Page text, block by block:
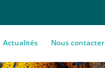
Actualités Nous contacter